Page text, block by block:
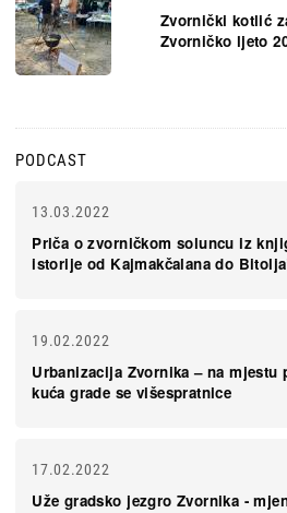
Zvornički kotlić
Zvorničko ljeto
PODCAST
13.03.2022
Priča o zvorničkom soluncu iz
istorije od Kajmakčalana do
19.02.2022
Urbanizacija Zvornika – na mjestu
kuća grade se višespratnice
17.02.2022
Uže gradsko jezgro Zvornika -